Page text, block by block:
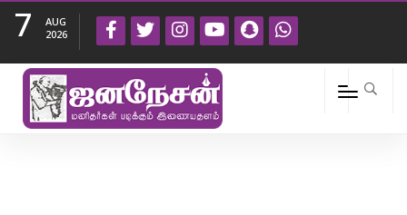
7
AUG
2026